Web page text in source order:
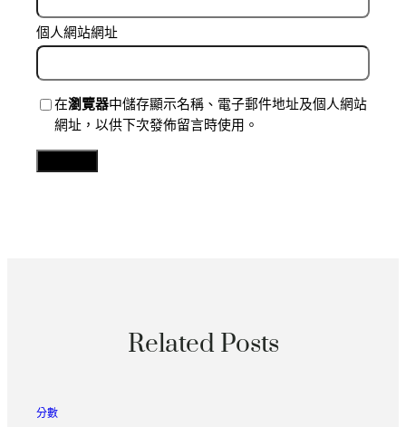
個人網站網址
在瀏覽器中儲存顯示名稱、電子郵件地址及個人網站
網址，以供下次發佈留言時使用。
Related Posts
分數